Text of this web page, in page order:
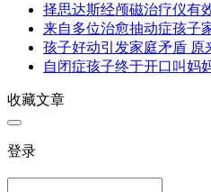
择思达斯经颅磁治疗仪有
来自多位治愈抽动症孩子
孩子好动引发家庭矛盾 原
自闭症孩子终于开口叫妈
收藏文章
登录